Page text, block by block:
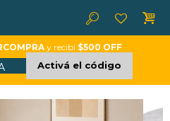
y recibí $500 OFF
Activá el código